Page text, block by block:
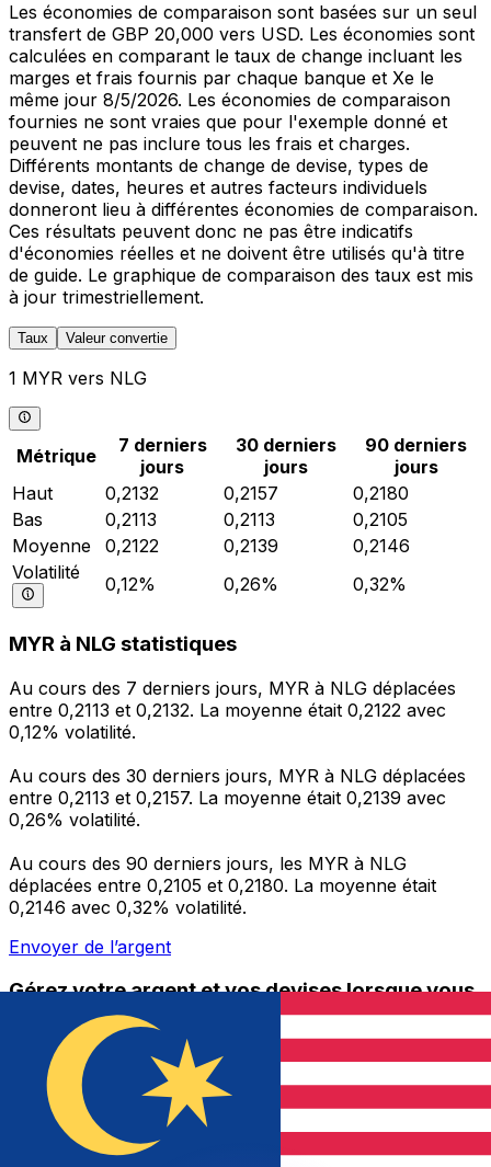
Les économies de comparaison sont basées sur un seul
transfert de GBP 20,000 vers USD. Les économies sont
calculées en comparant le taux de change incluant les
marges et frais fournis par chaque banque et Xe le
même jour 8/5/2026. Les économies de comparaison
fournies ne sont vraies que pour l'exemple donné et
peuvent ne pas inclure tous les frais et charges.
Différents montants de change de devise, types de
devise, dates, heures et autres facteurs individuels
donneront lieu à différentes économies de comparaison.
Ces résultats peuvent donc ne pas être indicatifs
d'économies réelles et ne doivent être utilisés qu'à titre
de guide. Le graphique de comparaison des taux est mis
à jour trimestriellement.
Taux Valeur convertie
1 MYR vers NLG
Métrique
7 derniers
jours
30 derniers
jours
90 derniers
jours
Haut
0,2132 0,2157
0,2180
Bas
0,2113 0,2113
0,2105
Moyenne
0,2122 0,2139
0,2146
Volatilité
0,12% 0,26% 0,32%
MYR à NLG statistiques
Au cours des 7 derniers jours, MYR à NLG déplacées
entre 0,2113 et 0,2132. La moyenne était 0,2122 avec
0,12% volatilité.
Au cours des 30 derniers jours, MYR à NLG déplacées
entre 0,2113 et 0,2157. La moyenne était 0,2139 avec
0,26% volatilité.
Au cours des 90 derniers jours, les MYR à NLG
déplacées entre 0,2105 et 0,2180. La moyenne était
0,2146 avec 0,32% volatilité.
Envoyer de l’argent
Gérez votre argent et vos devises lorsque vous
êtes en déplacement
L'application Xe réunit toutes les fonctionnalités
nécessaires pour vos transferts d'argent internationaux
et la gestion de vos devises. Convertissez des devises,
programmez des alertes de taux et transférez de
l'argent à l'étranger sans frais cachés. Téléchargez